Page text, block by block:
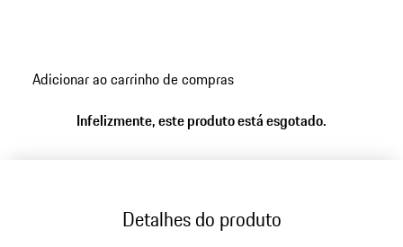
Adicionar ao carrinho de compras
Infelizmente, este produto está esgotado.
Detalhes do produto